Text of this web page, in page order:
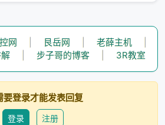
网 艮岳网 老薛主机
步子哥的博客 3R教室
要登录才能发表回复
登录 注册